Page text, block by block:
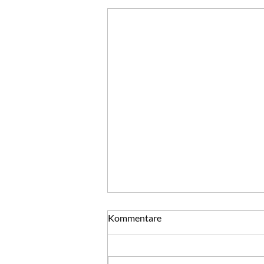
Silvester - ein Tag voller
Möglichkeiten
Kommentare